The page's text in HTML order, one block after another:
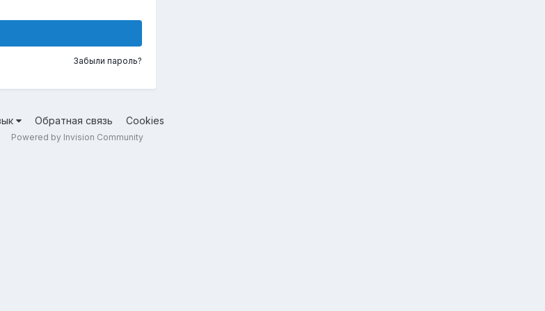
Забыли пароль?
Обратная связь Cookies
Powered by Invision Community